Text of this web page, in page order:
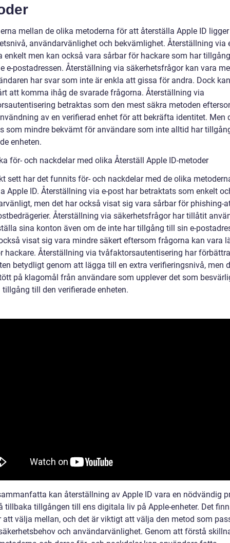
mellan de olika metoderna för att återställa Apple ID
användarvänlighet och bekvämlighet. Återställning via
enkelt men kan också vara sårbar för hackare som har
e-postadressen. Återställning via säkerhetsfrågor kan vara
har svar som inte är enkla att gissa för andra. Dock
att komma ihåg de svarade frågorna. Återställning via
betraktas som den mest säkra metoden
av en verifierad enhet för att bekräfta identitet. Men
som mindre bekvämt för användare som inte alltid har
enheten.
för- och nackdelar med olika Återställ Apple ID-metoder
sett har det funnits för- och nackdelar med de olika
Apple ID. Återställning via e-post har betraktats som enkelt
men det har också visat sig vara sårbar för phishing-
Återställning via säkerhetsfrågor har tillåtit
sina konton även om de inte har tillgång till sin e-
visat sig vara mindre säkert eftersom frågorna kan vara
hackare. Återställning via tvåfaktorsautentisering har
betydligt genom att lägga till en extra verifieringsnivå, men
på klagomål från användare som upplever det som
till den verifierade enheten.
kan återställning av Apple ID vara en nödvändig
tillbaka tillgången till ens digitala liv på Apple-enheter. Det
att välja mellan, och det är viktigt att välja den metod som
och användarvänlighet. Genom att förstå